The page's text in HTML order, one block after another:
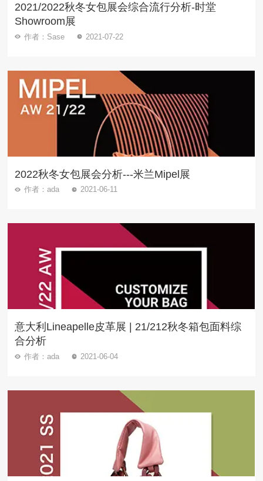
2021/2022秋冬女包展会综合流行分析-时堂
Showroom展
作者：Sase 2021-07-22
2022秋冬女包展会分析---米兰Mipel展
作者：ada 2021-06-11
意大利Lineapelle皮革展 | 21/212秋冬箱包面料综
合分析
作者：ada 2021-06-04